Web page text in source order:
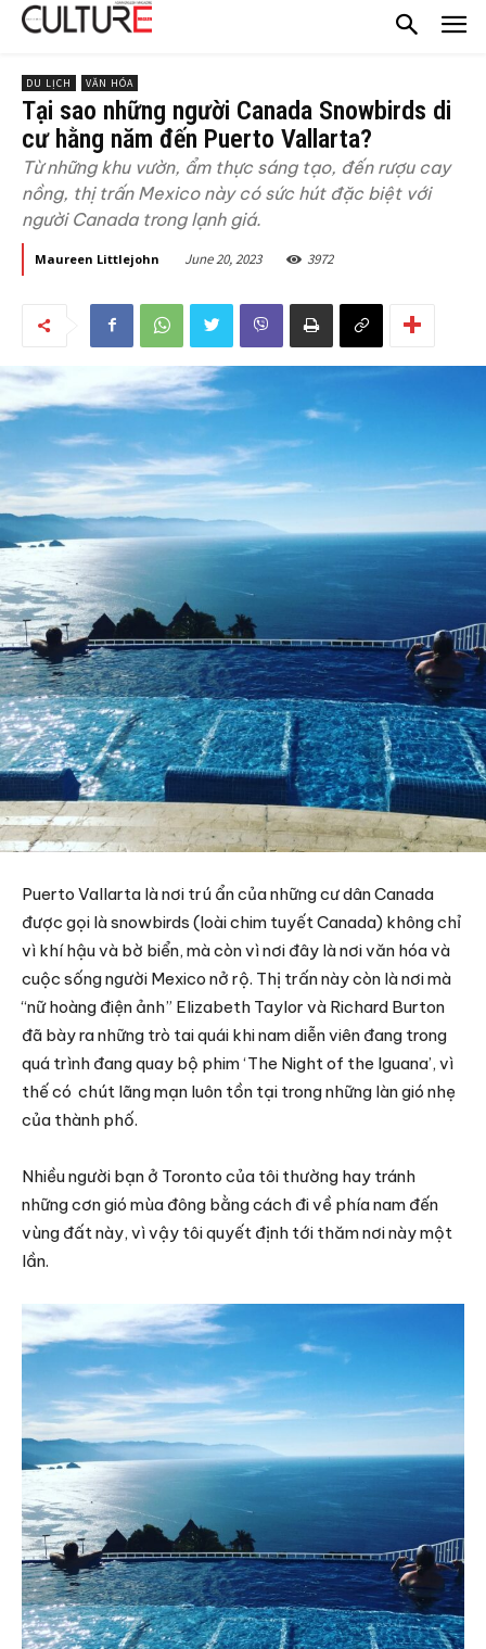
DU LỊCH VĂN HÓA
Tại sao những người Canada Snowbirds di
cư hằng năm đến Puerto Vallarta?
Từ những khu vườn, ẩm thực sáng tạo, đến rượu cay
nồng, thị trấn Mexico này có sức hút đặc biệt với
người Canada trong lạnh giá.
Maureen Littlejohn June 20, 2023 3972
Puerto Vallarta là nơi trú ẩn của những cư dân Canada
được gọi là snowbirds (loài chim tuyết Canada) không chỉ
vì khí hậu và bờ biển, mà còn vì nơi đây là nơi văn hóa và
cuộc sống người Mexico nở rộ. Thị trấn này còn là nơi mà
“nữ hoàng điện ảnh” Elizabeth Taylor và Richard Burton
đã bày ra những trò tai quái khi nam diễn viên đang trong
quá trình đang quay bộ phim ‘The Night of the Iguana’, vì
thế có chút lãng mạn luôn tồn tại trong những làn gió nhẹ
của thành phố.
Nhiều người bạn ở Toronto của tôi thường hay tránh
những cơn gió mùa đông bằng cách đi về phía nam đến
vùng đất này, vì vậy tôi quyết định tới thăm nơi này một
lần.